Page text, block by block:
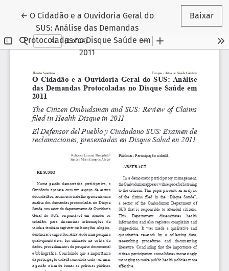
← Voltar aos Detalhes do Artigo
O Cidadão e a Ouvidoria Geral do
SUS: Análise das Demandas
Protocoladas no Disque Saúde em
2011
Baixar